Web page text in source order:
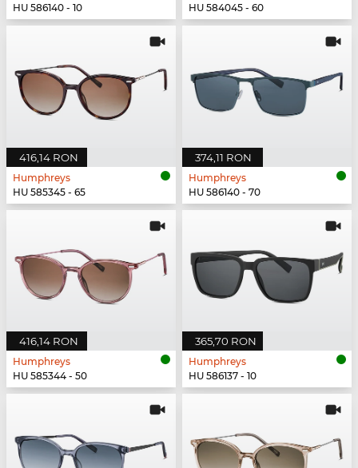
HU 586140 - 10
HU 584045 - 60
416,14 RON
Humphreys
HU 585345 - 65
374,11 RON
Humphreys
HU 586140 - 70
416,14 RON
Humphreys
HU 585344 - 50
365,70 RON
Humphreys
HU 586137 - 10